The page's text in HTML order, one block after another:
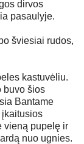
dirvos
pasaulyje.
šviesiai rudos,
kastuvėliu.
buvo šios
Bantame
įkaitusios
vieną pupelę ir
nuo ugnies.